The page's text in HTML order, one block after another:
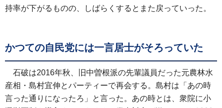
持率が下がるものの、しばらくするとまた戻っていった。
かつての自民党には一言居士がそろっていた
石破は2016年秋、旧中曽根派の先輩議員だった元農林水
産相・島村宜伸とパーティーで再会する。島村は「あの時
言った通りになったろ」と言った。あの時とは、衆院に小